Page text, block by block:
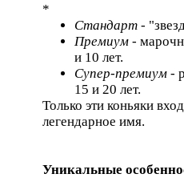
*
Стандарт -
Премиум -
и 10 лет.
Супер-премиум -
15 и 20 лет.
Только эти коньяки
легендарное имя.
Уникальные